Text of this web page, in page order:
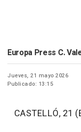
Europa Press C.
Jueves, 21 mayo 2026
Publicado: 13:15
CASTELLÓ, 21